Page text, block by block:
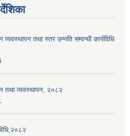
तथा स्तर उन्नति सम्वन्धी कार्यविधि
तथा व्यवस्थापन, २०८२